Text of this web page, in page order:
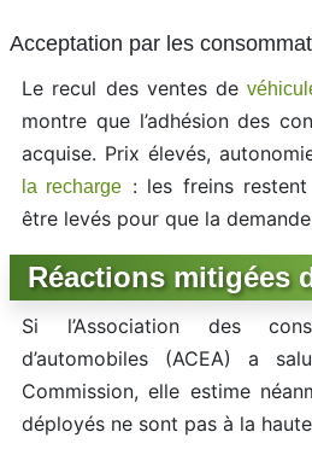
Acceptation par les
Le recul des ventes de
montre que l’adhésion des
acquise. Prix élevés,
la recharge : les freins
être levés pour que la demande
Réactions mitigées
Si l’Association des
d’automobiles (ACEA) a
Commission, elle estime
déployés ne sont pas à la